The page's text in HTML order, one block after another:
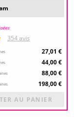
354 avis
27,01 €
44,00 €
88,00 €
198,00 €
AU PANIER